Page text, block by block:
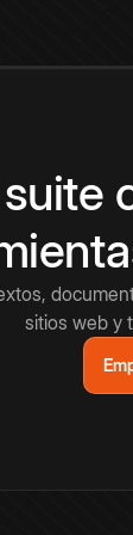
sitios web y